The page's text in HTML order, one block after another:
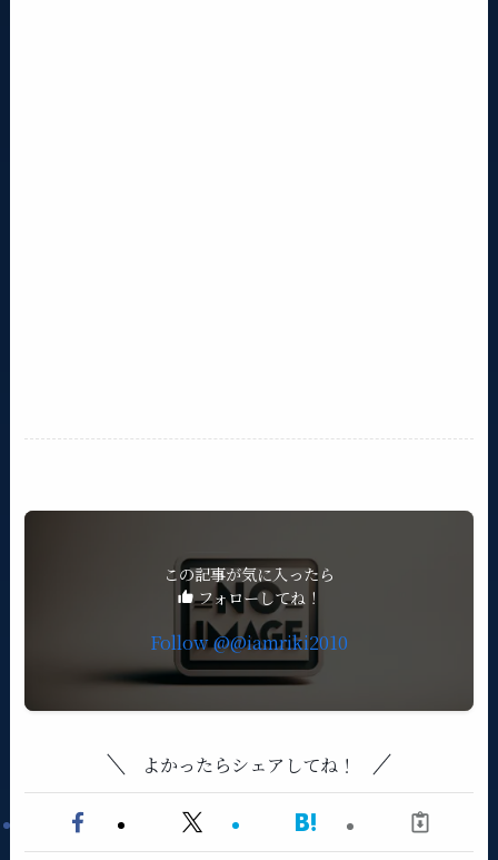
この記事が気に入ったら
フォローしてね！
Follow @@iamriki2010
よかったらシェアしてね！